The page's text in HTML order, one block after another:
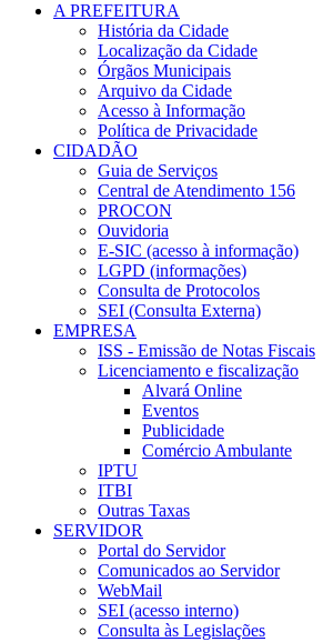
A PREFEITURA
História da Cidade
Localização da Cidade
Órgãos Municipais
Arquivo da Cidade
Acesso à Informação
Política de Privacidade
CIDADÃO
Guia de Serviços
Central de Atendimento 156
PROCON
Ouvidoria
E-SIC (acesso à informação)
LGPD (informações)
Consulta de Protocolos
SEI (Consulta Externa)
EMPRESA
ISS - Emissão de Notas Fiscais
Licenciamento e fiscalização
Alvará Online
Eventos
Publicidade
Comércio Ambulante
IPTU
ITBI
Outras Taxas
SERVIDOR
Portal do Servidor
Comunicados ao Servidor
WebMail
SEI (acesso interno)
Consulta às Legislações